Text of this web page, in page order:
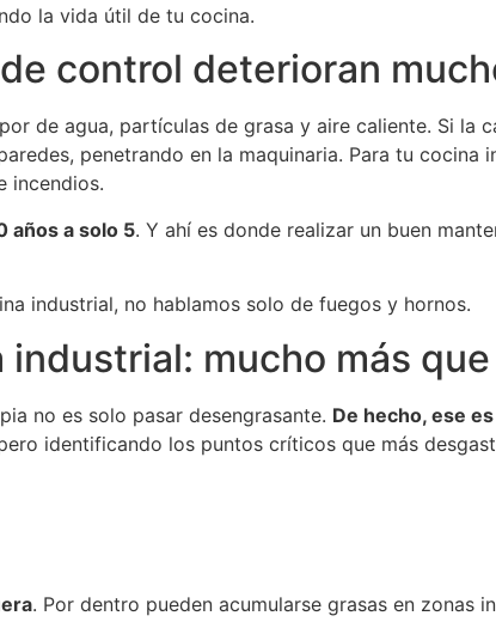
la vida útil de tu cocina.
control deterioran
de agua, partículas de grasa y aire caliente. Si la
penetrando en la maquinaria. Para tu cocina
incendios.
años a solo 5. Y ahí es donde realizar un buen
industrial, no hablamos solo de fuegos y hornos.
mucho más que
no es solo pasar desengrasante. De hecho, ese
identificando los puntos críticos que más
. Por dentro pueden acumularse grasas en zonas